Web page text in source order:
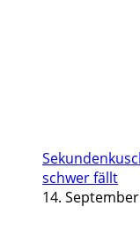
schwer fällt
14.